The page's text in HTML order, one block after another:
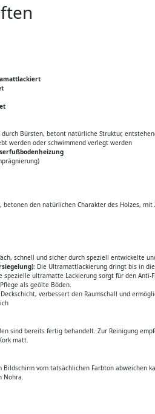
Bürsten, betont natürliche Struktur,
werden oder schwimmend verlegt werden
betonen den natürlichen Charakter des Holzes,
schnell und sicher durch speziell entwickelte
: Die Ultramattlackierung dringt bis in
spezielle ultramatte Lackierung sorgt für den
als geölte Böden.
verbessert den Raumschall und
sind bereits fertig behandelt. Zur Reinigung
matt.
Bildschirm vom tatsächlichen Farbton abweichen
Nohra.